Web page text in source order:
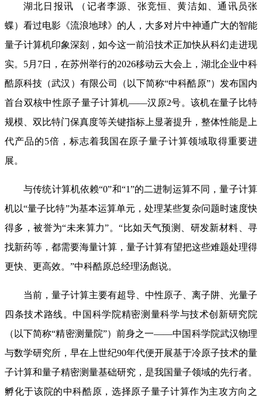
湖北日报讯
（记者李源、张竞恒、黄洁如、通讯员张
蝶）看过电影《流浪地球》的人，大多对片中神通广大的智能
量子计算机印象深刻，如今这一前沿技术正加快从科幻走进现
实。 5月7日，在苏州举行的2026移动云大会上，湖北企业中科
酷原科技（武汉）有限公司（以下简称“中科酷原”）发布国内
首台双核中性原子量子计算机——汉原2号。该机在量子比特
规模、双比特门保真度等关键指标上显著提升，整体性能是上
代产品的5倍，标志着我国在原子量子计算领域取得重要进
展。
与传统计算机依赖“0”和“1”的二进制运算不同，量子计算
机以“量子比特”为基本运算单元，处理某些复杂问题时速度快
得多，被誉为“未来算力”。“比如天气预测、研发新材料、寻
找新药等，都需要海量计算，量子计算有望把这些难题处理得
更快、更高效。”中科酷原总经理汤彪说。
当前，量子计算主要有超导、中性原子、离子阱、光量子
四条技术路线。中国科学院精密测量科学与技术创新研究院
（以下简称“精密测量院”）前身之一——中国科学院武汉物理
与数学研究所，早在上世纪90年代便开展基于冷原子技术的量
子计算和量子精密测量基础研究，是我国量子领域的先行者。
孵化于该院的中科酷原，选择原子量子计算作为主攻方向之